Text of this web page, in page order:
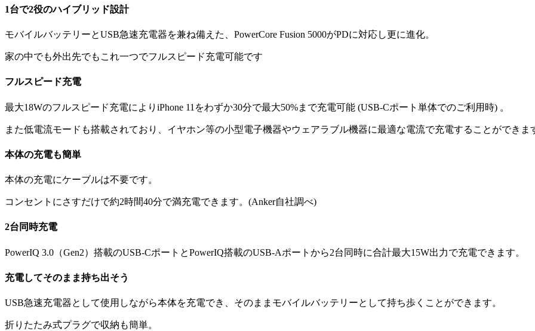
1台で2役のハイブリッド設計
モバイルバッテリーとUSB急速充電器を兼ね備えた、PowerCore Fusion 5000がPDに対応し更に進化。
家の中でも外出先でもこれ一つでフルスピード充電可能です
フルスピード充電
最大18Wのフルスピード充電によりiPhone 11をわずか30分で最大50%まで充電可能 (USB-Cポート単体でのご利用時) 。
また低電流モードも搭載されており、イヤホン等の小型電子機器やウェアラブル機器に最適な電流で充電することができま
本体の充電も簡単
本体の充電にケーブルは不要です。
コンセントにさすだけで約2時間40分で満充電できます。(Anker自社調べ)
2台同時充電
PowerIQ 3.0（Gen2）搭載のUSB-CポートとPowerIQ搭載のUSB-Aポートから2台同時に合計最大15W出力で充電できます。
充電してそのまま持ち出そう
USB急速充電器として使用しながら本体を充電でき、そのままモバイルバッテリーとして持ち歩くことができます。
折りたたみ式プラグで収納も簡単。